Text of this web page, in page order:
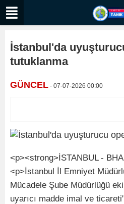
İstanbul'da
tutuklanma
GÜNCEL - 07-07-2026 00:00
<p><strong>İSTANBUL -
<p>İstanbul İl Emniyet
Mücadele Şube Müdürlüğü
uyarıcı madde imal ve